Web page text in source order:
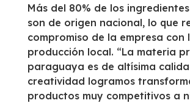
Más del 80% de los
son de origen nacional, lo que
compromiso de la empresa con
producción local. “La materia
paraguaya es de altísima
creatividad logramos
productos muy competitivos a